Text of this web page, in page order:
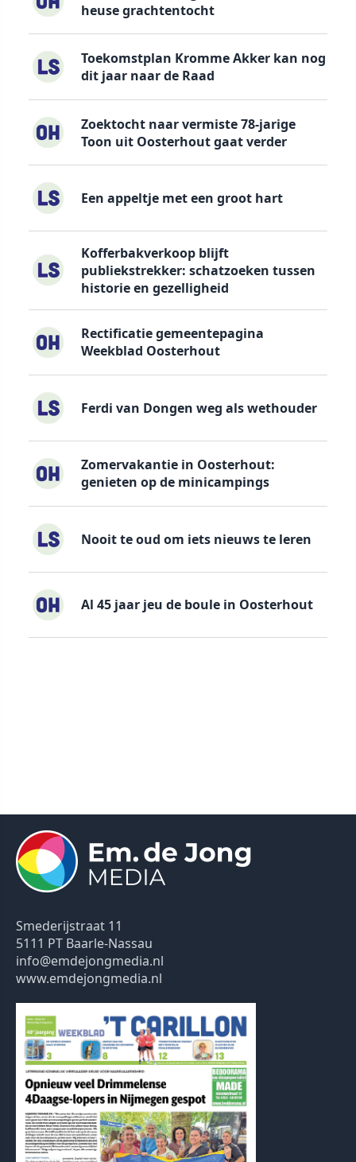
heuse grachtentocht
Toekomstplan Kromme Akker kan nog
dit jaar naar de Raad
Zoektocht naar vermiste 78-jarige
Toon uit Oosterhout gaat verder
Een appeltje met een groot hart
Kofferbakverkoop blijft
publiekstrekker: schatzoeken tussen
historie en gezelligheid
Rectificatie gemeentepagina
Weekblad Oosterhout
Ferdi van Dongen weg als wethouder
Zomervakantie in Oosterhout:
genieten op de minicampings
Nooit te oud om iets nieuws te leren
Al 45 jaar jeu de boule in Oosterhout
Smederijstraat 11
5111 PT Baarle-Nassau
info@emdejongmedia.nl
www.emdejongmedia.nl